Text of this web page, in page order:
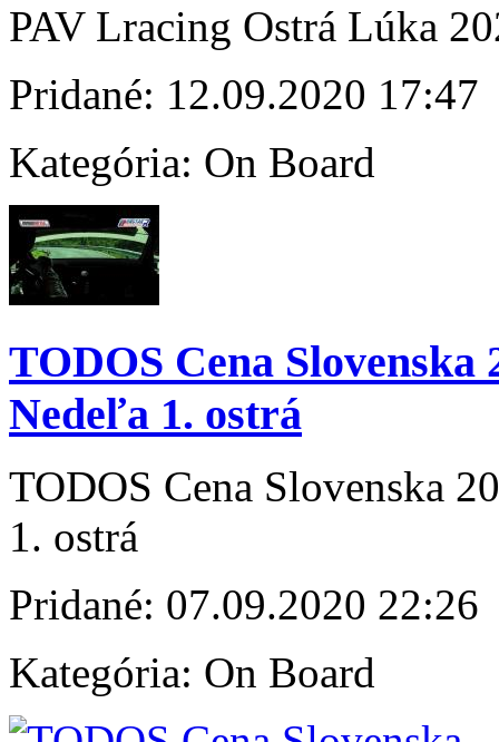
PAV Lracing Ostrá Lúka
Pridané: 12.09.2020 17:47
Kategória: On Board
TODOS Cena
Nedeľa 1. ostrá
TODOS Cena Slovenska
1. ostrá
Pridané: 07.09.2020 22:26
Kategória: On Board